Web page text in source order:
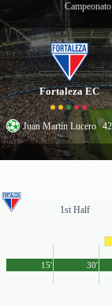
Fortaleza EC
Juan Martín Lucero
1st Half
15' 30'